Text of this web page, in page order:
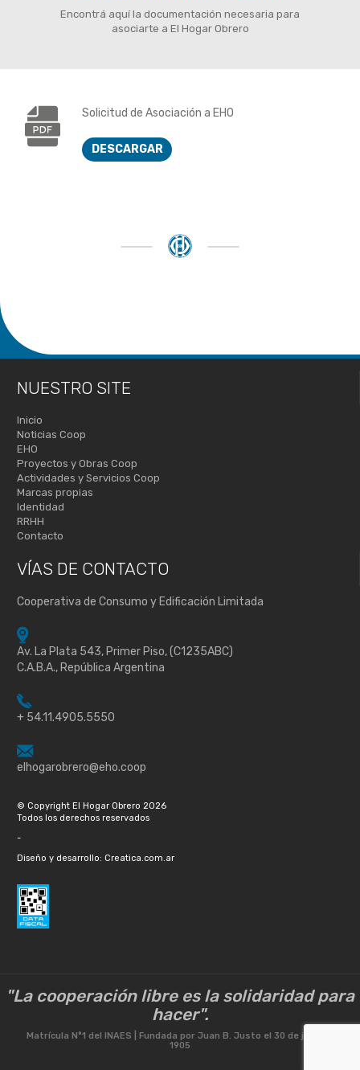
Encontrá aquí la documentación necesaria para
asociarte a El Hogar Obrero
Solicitud de Asociación a EHO
DESCARGAR
NUESTRO SITE
Inicio
Noticias Coop
EHO
Proyectos y Obras Coop
Actividades y Servicios Coop
Marcas propias
Identidad
RRHH
Contacto
VÍAS DE CONTACTO
Cooperativa de Consumo y Edificación Limitada
Av. La Plata 543, Primer Piso, (C1235ABC)
C.A.B.A., República Argentina
+ 54.11.4905.5550
elhogarobrero@eho.coop
© Copyright El Hogar Obrero 2026
Todos los derechos reservados
-
Diseño y desarrollo: Creatica.com.ar
"La cooperación libre es la solidaridad para
hacer".
Matrícula N°1 del INAES | Fundada por Juan B. Justo el 30 de julio de
1905